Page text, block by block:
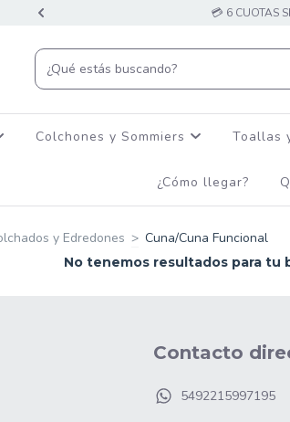
💳 6 CUOTAS
Colchones y Sommiers Toallas
¿Cómo llegar?
y Edredones > Cuna/Cuna Funcional
No tenemos resultados para
Contacto
5492215997195